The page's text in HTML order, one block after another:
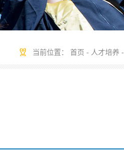
当前位置： 首页 - 人才培养 -